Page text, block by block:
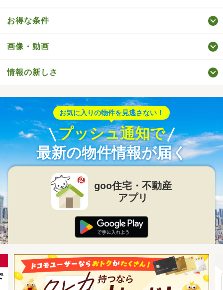
お得な条件
画像・動画
情報の新しさ
お気に入りの物件を見逃さない！
プッシュ通知で
最新の物件情報が届く
goo住宅・不動産
アプリ